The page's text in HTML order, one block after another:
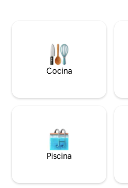
el encanto local con fácil acceso a
atracciones de Kumasi. Tu idílico
en el corazón de Kumasi atrae.
con toda la familia en este
Cocina
Piscina